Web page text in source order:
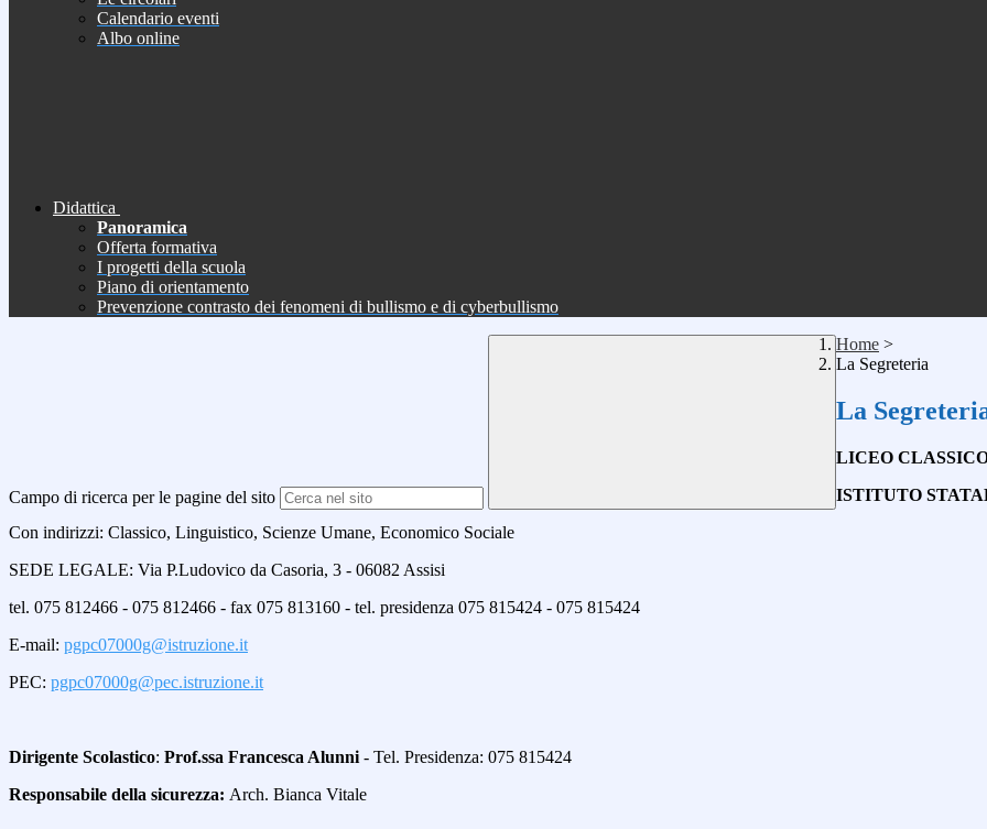
Calendario eventi
Albo online
Didattica
Panoramica
Offerta formativa
I progetti della scuola
Piano di orientamento
Prevenzione contrasto dei fenomeni di bullismo e di cyberbullismo
Campo di ricerca per le pagine del sito
Home >
La Segreteria
La
LICEO
ISTITUTO
Con indirizzi: Classico, Linguistico, Scienze Umane, Economico Sociale
SEDE LEGALE: Via P.Ludovico da Casoria, 3 - 06082 Assisi
tel. 075 812466 - 075 812466 - fax 075 813160 - tel. presidenza 075 815424 - 075 815424
E-mail: pgpc07000g@istruzione.it
PEC: pgpc07000g@pec.istruzione.it
Dirigente Scolastico: Prof.ssa Francesca Alunni - Tel. Presidenza: 075 815424
Responsabile della sicurezza: Arch. Bianca Vitale